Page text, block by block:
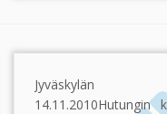
Jyväskylän
14.11.2010Hutungin